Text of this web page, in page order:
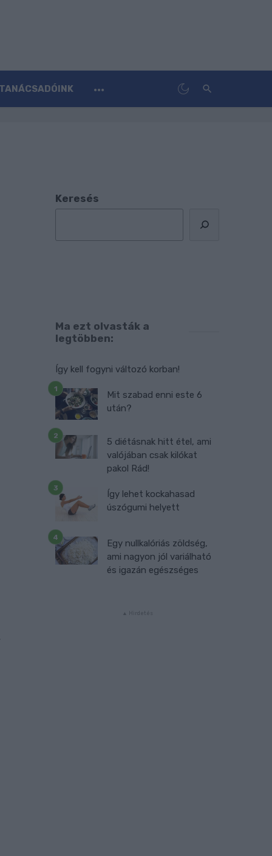
Keresés
Ma ezt olvasták a
legtöbben:
Így kell fogyni változó korban!
Mit szabad enni este 6
után?
5 diétásnak hitt étel, ami
valójában csak kilókat
pakol Rád!
Így lehet kockahasad
úszógumi helyett
Egy nullkalóriás zöldség,
ami nagyon jól variálható
és igazán egészséges